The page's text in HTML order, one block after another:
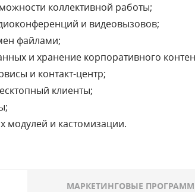
коллективной работы;
и видеовызовов;
файлами;
и хранение корпоративного
и контакт-центр;
клиенты;
модулей и кастомизации.
МАРКЕТИНГОВЫЕ